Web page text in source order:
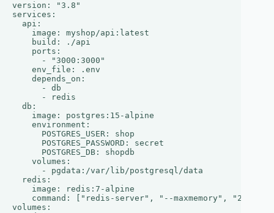
version: "3.8"
services:
  api:
    image: myshop/api:latest
    build: ./api
    ports:
      - "3000:3000"
    env_file: .env
    depends_on:
      - db
      - redis
  db:
    image: postgres:15-alpine
    environment:
      POSTGRES_USER: shop
      POSTGRES_PASSWORD: secret
      POSTGRES_DB: shopdb
    volumes:
      - pgdata:/var/lib/postgresql/data
  redis:
    image: redis:7-alpine
command: ["redis-server", "--maxmemory",
volumes: